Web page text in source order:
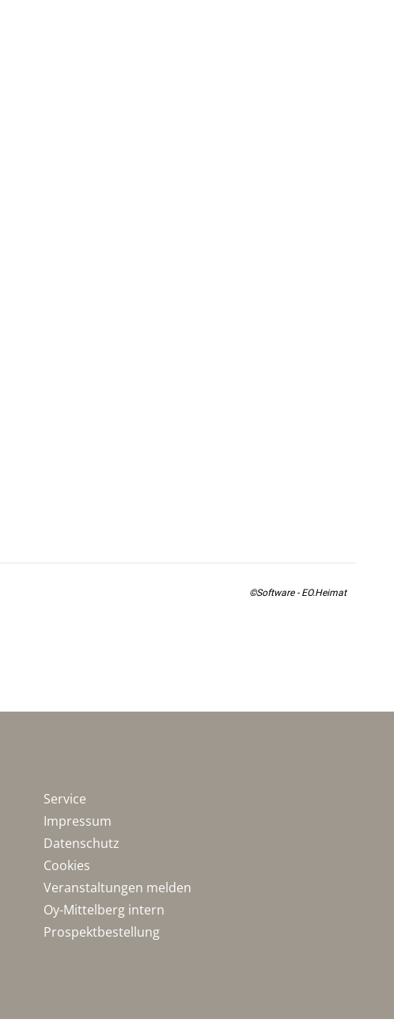
©Software - EO.Heimat
Service
Impressum
Datenschutz
Cookies
Veranstaltungen melden
Oy-Mittelberg intern
Prospektbestellung